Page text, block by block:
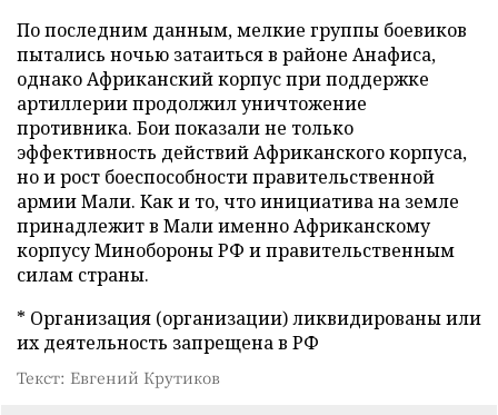
По последним данным, мелкие группы боевиков
пытались ночью затаиться в районе Анафиса,
однако Африканский корпус при поддержке
артиллерии продолжил уничтожение
противника. Бои показали не только
эффективность действий Африканского корпуса,
но и рост боеспособности правительственной
армии Мали. Как и то, что инициатива на земле
принадлежит в Мали именно Африканскому
корпусу Минобороны РФ и правительственным
силам страны.
* Организация (организации) ликвидированы или
их деятельность запрещена в РФ
Текст: Евгений Крутиков